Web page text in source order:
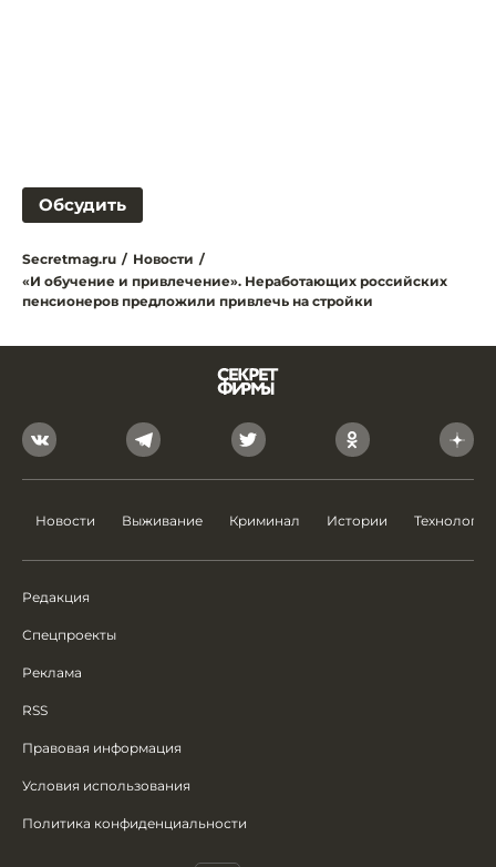
Обсудить
Secretmag.ru / Новости /
«И обучение и привлечение». Неработающих российских
пенсионеров предложили привлечь на стройки
Новости Выживание Криминал Истории Технологии
Редакция
Спецпроекты
Реклама
RSS
Правовая информация
Условия использования
Политика конфиденциальности